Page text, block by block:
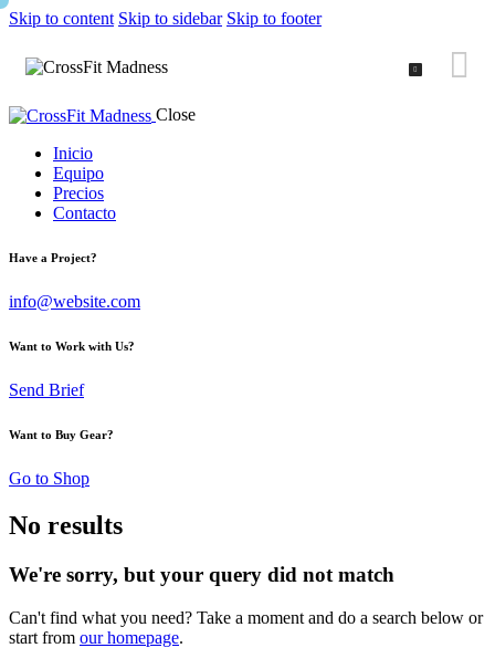
Skip to content Skip to sidebar Skip to footer
Close
Inicio
Equipo
Precios
Contacto
Have a Project?
info@website.com
Want to Work with Us?
Send Brief
Want to Buy Gear?
Go to Shop
No results
We're sorry, but your query did not match
Can't find what you need? Take a moment and do a search below or
start from our homepage.